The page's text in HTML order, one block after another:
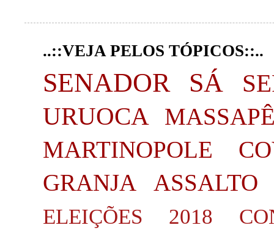
..::VEJA PELOS TÓPICOS::..
SENADOR SÁ
URUOCA
MARTINOPOLE
GRANJA
ASSALTO
ELEIÇÕES 2018